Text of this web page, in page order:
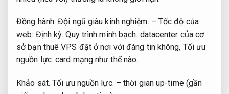
Đồng hành. Đội ngũ giàu kinh nghiệm. – Tốc độ của
web: Định kỳ. Quy trình minh bạch. datacenter của cơ
sở bạn thuê VPS đặt ở nơi với đáng tin không, Tối ưu
nguồn lực. card mạng như thế nào.
Khảo sát. Tối ưu nguồn lực. – thời gian up-time (gần